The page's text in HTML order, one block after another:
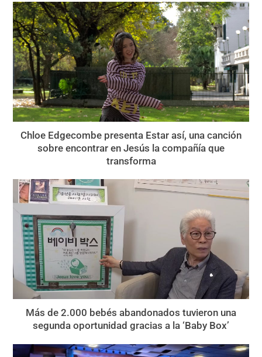
Chloe Edgecombe presenta Estar así, una canción
sobre encontrar en Jesús la compañía que
transforma
Más de 2.000 bebés abandonados tuvieron una
segunda oportunidad gracias a la ‘Baby Box’